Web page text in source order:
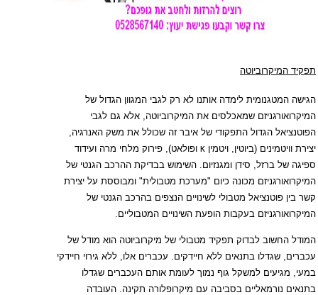
תפקיד המיקרוביוטה
הגישה המטגנומית לימדה אותנו לא רק לגבי המגוון הגדול של
המיקרואורגניזם שמאכלסים את המיקרוביוטה, אלא גם לגבי
הפוטנציאל הגדול התפקודי של איבר זה שכולל את משק האנרגיה,
יצירת וויטמינים (ביוטין, ויטמין K ופולאט), פירוק מלחי מרה ועידוד
ספיגה של ברזל, סידן ומגנזיום. השימוש בבדיקת ההרכב הגנטי של
המיקרואורגניזם מכונה כיום "מערכת מטבולית" ומבוססת על יצירת
קשר בין פוטנציאל מטבולי לשינויים הנצפים בהרכב הגנטי של
המיקרואורגניזם בעקבות הופעת השינויים המטבוליים.
המודל החשוב לבדוק תפקיד מטבולי של מיקרוביוטה הוא מודל של
עכברים, שגדלו בתנאים ללא חיידקים. עכברים אלו, ללא גירוי חיידקי
במעי, מגיעים למשקל גוף נמוך לעומת אותם העכברים שגדלו
בתנאים נורמאליים בסביבה עם מיקרופלורה תקינה. העובדה